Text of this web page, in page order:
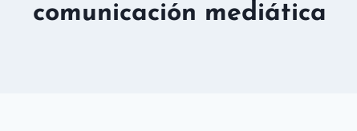
comunicación mediática